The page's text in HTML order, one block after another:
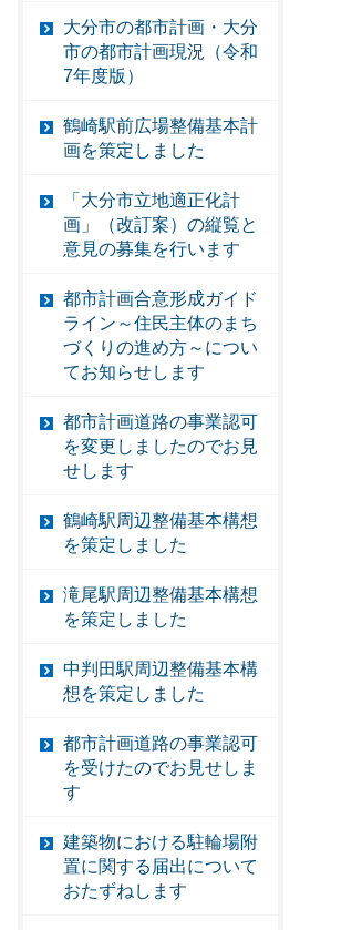
大分市の都市計画・大分
市の都市計画現況（令和
7年度版）
鶴崎駅前広場整備基本計
画を策定しました
「大分市立地適正化計
画」（改訂案）の縦覧と
意見の募集を行います
都市計画合意形成ガイド
ライン～住民主体のまち
づくりの進め方～につい
てお知らせします
都市計画道路の事業認可
を変更しましたのでお見
せします
鶴崎駅周辺整備基本構想
を策定しました
滝尾駅周辺整備基本構想
を策定しました
中判田駅周辺整備基本構
想を策定しました
都市計画道路の事業認可
を受けたのでお見せしま
す
建築物における駐輪場附
置に関する届出について
おたずねします